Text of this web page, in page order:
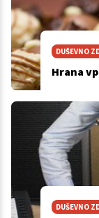
DUŠEVNO
Hrana
DUŠEVNO